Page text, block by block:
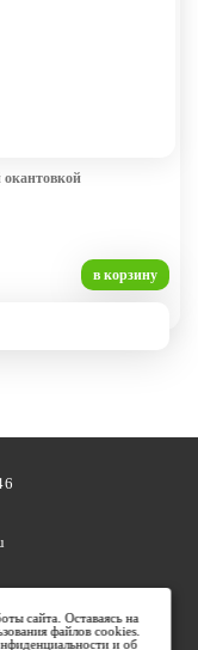
окантовкой
в корзину
сайта. Оставаясь на
файлов cookies.
и об